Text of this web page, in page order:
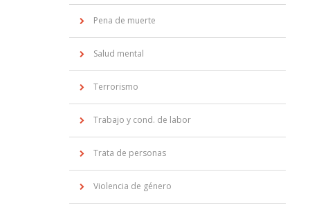
Pena de muerte
Salud mental
Terrorismo
Trabajo y cond. de labor
Trata de personas
Violencia de género